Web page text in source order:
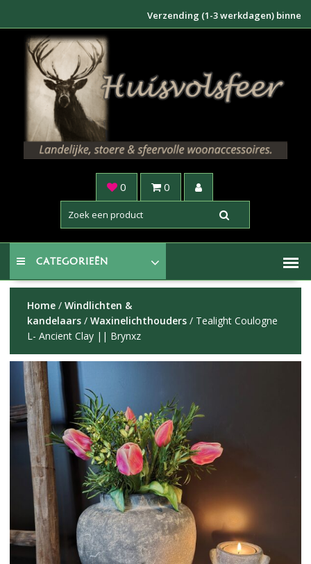
inhoud
Verzending (1-3 werkdagen) binnen NL
0 0
CATEGORIEËN
Home/ Windlichten &
kandelaars/ Waxinelichthouders/ Tealight Coulogne
L- Ancient Clay || Brynxz